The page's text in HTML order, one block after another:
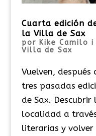
Cuarta edición
la Villa de Sax
por Kike Camilo i
Villa de Sax
Vuelven,
tres pasadas
de Sax.
localidad a
literarias y